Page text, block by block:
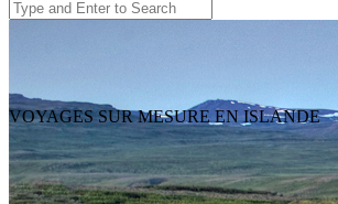
VOYAGES SUR MESURE EN ISLANDE